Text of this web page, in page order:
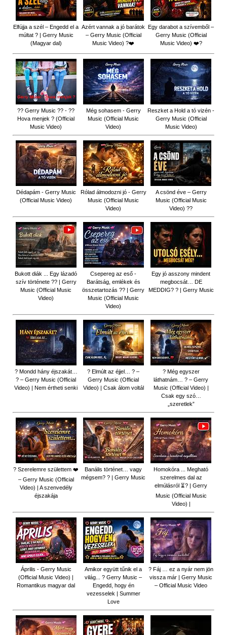
Elfújja a szél – Engedd el a
múltat ? | Gerry Music
(Magyar dal)
Azért vannak a jó barátok
– Gerry Music (Official
Music Video) ?❤️
Egy darabot a szívemből –
Gerry Music (Official
Music Video) ❤️?
?? Gerry Music ?? - ??
Hova menjek ? (Official
Music Video)
Még sohasem - Gerry
Music (Official Music
Video)
Reszket a Hold a tó vizén -
Gerry Music (Official
Music Video)
Dédapám - Gerry Music
(Official Music Video)
Rólad álmodozni jó - Gerry
Music (Official Music
Video)
A csönd éve – Gerry
Music (Official Music
Video) ??
Bukott diák ... Egy lázadó
szív története ?? | Gerry
Music (Official Music
Video)
Csepereg az eső -
Barátság, emlékek és
összetartozás ?️? | Gerry
Music (Official Music
Video)
Egy jó asszony mindent
megbocsát… DE
MEDDIG? ? | Gerry Music
? Mondd hány éjszakát…
? – Gerry Music (Official
Video) | Nem értheti senki
? Elmúlt az éjjel… ? –
Gerry Music (Official
Video) | Csak álom voltál
? Még egyszer
láthatnám… ? – Gerry
Music (Official Video) |
Csak egy szó…
„szeretlek”
? Szerelemre születtem ❤️
– Gerry Music (Official
Video) | A szenvedély
éjszakája
Banális történet… vagy
mégsem? ? | Gerry Music
Homokóra ... Megható
szerelmes dal az
elmúlásról ⏳? | Gerry
Music (Official Music
Video) |
Április - Gerry Music
(Official Music Video) |
Romantikus magyar dal
Amikor együtt tűnik el a
világ... ? Gerry Music –
Engedd, hogy én
vezesselek | Summer
Love
? Fáj … ez a nyár nem jön
vissza már | Gerry Music
– Official Music Video